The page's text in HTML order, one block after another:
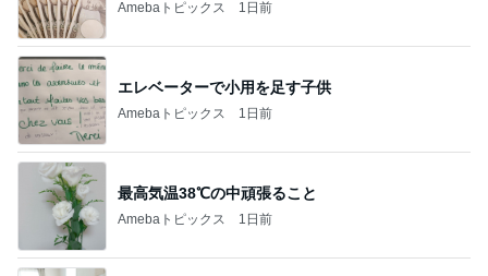
Amebaトピックス 1日前
エレベーターで小用を足す子供
Amebaトピックス 1日前
最高気温38℃の中頑張ること
Amebaトピックス 1日前